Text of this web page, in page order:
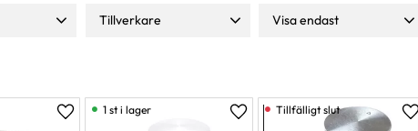
Tillverkare
Visa endast
Lägg till i favoriter Lägg till i favoriter
1 st i lager